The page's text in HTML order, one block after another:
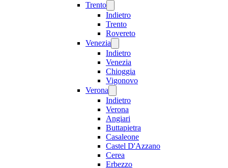
Trento
Indietro
Trento
Rovereto
Venezia
Indietro
Venezia
Chioggia
Vigonovo
Verona
Indietro
Verona
Angiari
Buttapietra
Casaleone
Castel D'Azzano
Cerea
Erbezzo